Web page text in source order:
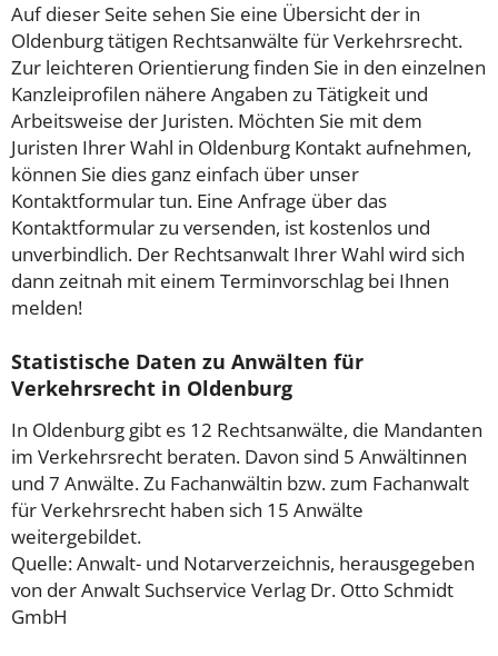
Auf dieser Seite sehen Sie eine Übersicht der in
Oldenburg tätigen Rechtsanwälte für Verkehrsrecht.
Zur leichteren Orientierung finden Sie in den einzelnen
Kanzleiprofilen nähere Angaben zu Tätigkeit und
Arbeitsweise der Juristen. Möchten Sie mit dem
Juristen Ihrer Wahl in Oldenburg Kontakt aufnehmen,
können Sie dies ganz einfach über unser
Kontaktformular tun. Eine Anfrage über das
Kontaktformular zu versenden, ist kostenlos und
unverbindlich. Der Rechtsanwalt Ihrer Wahl wird sich
dann zeitnah mit einem Terminvorschlag bei Ihnen
melden!
Statistische Daten zu Anwälten für
Verkehrsrecht in Oldenburg
In Oldenburg gibt es 12 Rechtsanwälte, die Mandanten
im Verkehrsrecht beraten. Davon sind 5 Anwältinnen
und 7 Anwälte. Zu Fachanwältin bzw. zum Fachanwalt
für Verkehrsrecht haben sich 15 Anwälte
weitergebildet.
Quelle: Anwalt- und Notarverzeichnis, herausgegeben
von der Anwalt Suchservice Verlag Dr. Otto Schmidt
GmbH